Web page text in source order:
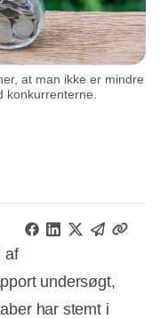
at man ikke er mindre
af
undersøgt,
har stemt i